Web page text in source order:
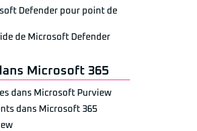
Defender pour point de
de Microsoft Defender
Microsoft 365
dans Microsoft Purview
dans Microsoft 365